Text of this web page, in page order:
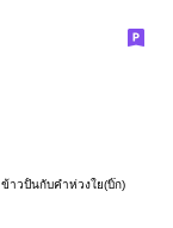
ข้าวปั้นกับคำห่วงใย(บิ๊ก)